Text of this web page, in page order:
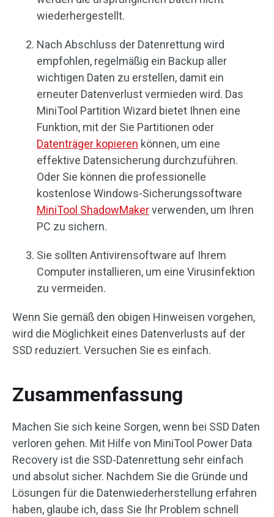
wiederhergestellt.
Nach Abschluss der Datenrettung wird
empfohlen, regelmäßig ein Backup aller
wichtigen Daten zu erstellen, damit ein
erneuter Datenverlust vermieden wird. Das
MiniTool Partition Wizard bietet Ihnen eine
Funktion, mit der Sie Partitionen oder
Datenträger kopieren können, um eine
effektive Datensicherung durchzuführen.
Oder Sie können die professionelle
kostenlose Windows-Sicherungssoftware
MiniTool ShadowMakerverwenden, um Ihren
PC zu sichern.
Sie sollten Antivirensoftware auf Ihrem
Computer installieren, um eine Virusinfektion
zu vermeiden.
Wenn Sie gemäß den obigen Hinweisen vorgehen,
wird die Möglichkeit eines Datenverlusts auf der
SSD reduziert. Versuchen Sie es einfach.
Zusammenfassung
Machen Sie sich keine Sorgen, wenn bei SSD Daten
verloren gehen. Mit Hilfe von MiniTool Power Data
Recovery ist die SSD-Datenrettung sehr einfach
und absolut sicher. Nachdem Sie die Gründe und
Lösungen für die Datenwiederherstellung erfahren
haben, glaube ich, dass Sie Ihr Problem schnell